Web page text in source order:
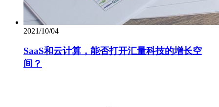
2021/10/04
SaaS和云计算，能否打开汇量科技的增长空
间？